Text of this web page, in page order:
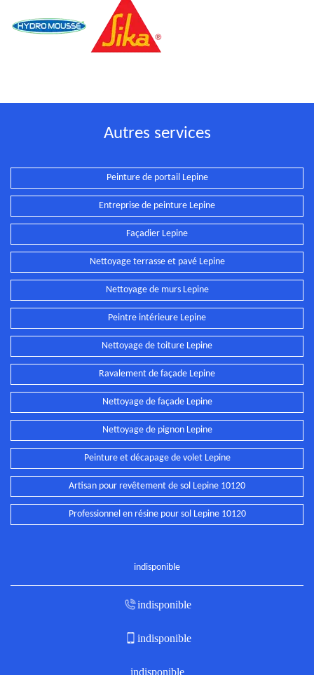
Autres services
Peinture de portail Lepine
Entreprise de peinture Lepine
Façadier Lepine
Nettoyage terrasse et pavé Lepine
Nettoyage de murs Lepine
Peintre intérieure Lepine
Nettoyage de toiture Lepine
Ravalement de façade Lepine
Nettoyage de façade Lepine
Nettoyage de pignon Lepine
Peinture et décapage de volet Lepine
Artisan pour revêtement de sol Lepine 10120
Professionnel en résine pour sol Lepine 10120
indisponible
indisponible
indisponible
indisponible